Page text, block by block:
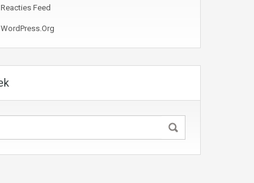
Reacties Feed
WordPress.org